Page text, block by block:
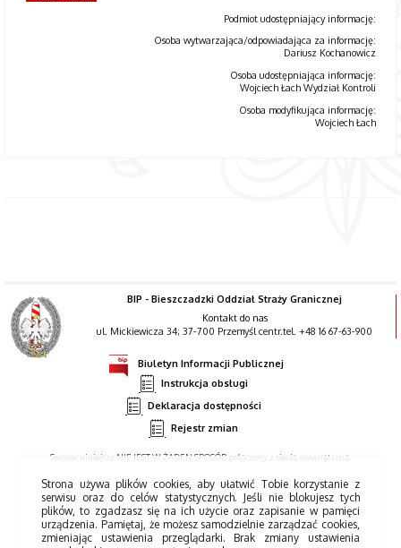
Podmiot udostępniający informację:
Osoba wytwarzająca/odpowiadająca za informację:
Dariusz Kochanowicz
Osoba udostępniająca informację:
Wojciech Łach Wydział Kontroli
Osoba modyfikująca informację:
Wojciech Łach
BIP - Bieszczadzki Oddział Straży Granicznej
Kontakt do nas
ul. Mickiewicza 34; 37-700 Przemyśl centr.tel. +48 16 67-63-900
Biuletyn Informacji Publicznej
Instrukcja obsługi
Deklaracja dostępności
Rejestr zmian
Serwer niniejszy NIE JEST W ŻADEN SPOSÓB połączony z siecią wewnętrzną.
Strona używa plików cookies, aby ułatwić Tobie korzystanie z
serwisu oraz do celów statystycznych. Jeśli nie blokujesz tych
plików, to zgadzasz się na ich użycie oraz zapisanie w pamięci
urządzenia. Pamiętaj, że możesz samodzielnie zarządzać cookies,
zmieniając ustawienia przeglądarki. Brak zmiany ustawienia